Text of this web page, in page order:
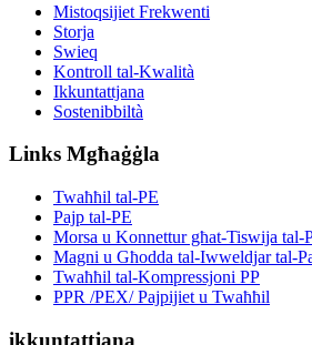
Mistoqsijiet Frekwenti
Storja
Swieq
Kontroll tal-Kwalità
Ikkuntattjana
Sostenibbiltà
Links Mgħaġġla
Twaħħil tal-PE
Pajp tal-PE
Morsa u Konnettur għat-Tiswija tal-
Magni u Għodda tal-Iwweldjar tal-
Twaħħil tal-Kompressjoni PP
PPR /PEX/ Pajpijiet u Twaħħil
ikkuntattjana